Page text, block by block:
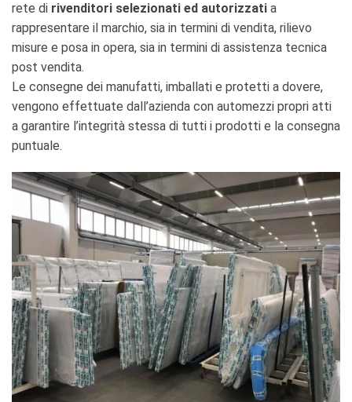
rete di rivenditori selezionati ed autorizzati a
rappresentare il marchio, sia in termini di vendita, rilievo
misure e posa in opera, sia in termini di assistenza tecnica
post vendita.
Le consegne dei manufatti, imballati e protetti a dovere,
vengono effettuate dall’azienda con automezzi propri atti
a garantire l’integrità stessa di tutti i prodotti e la consegna
puntuale.